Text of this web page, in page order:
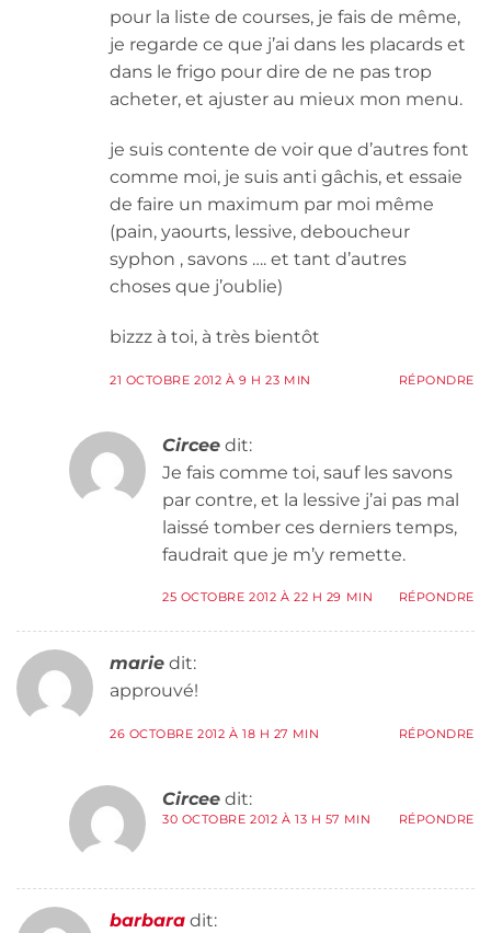
pour la liste de courses, je fais de même,
je regarde ce que j’ai dans les placards et
dans le frigo pour dire de ne pas trop
acheter, et ajuster au mieux mon menu.
je suis contente de voir que d’autres font
comme moi, je suis anti gâchis, et essaie
de faire un maximum par moi même
(pain, yaourts, lessive, deboucheur
syphon , savons …. et tant d’autres
choses que j’oublie)
bizzz à toi, à très bientôt
21 OCTOBRE 2012 À 9 H 23 MIN RÉPONDRE
Circee dit:
Je fais comme toi, sauf les savons
par contre, et la lessive j’ai pas mal
laissé tomber ces derniers temps,
faudrait que je m’y remette.
25 OCTOBRE 2012 À 22 H 29 MIN RÉPONDRE
marie dit:
approuvé!
26 OCTOBRE 2012 À 18 H 27 MIN RÉPONDRE
Circee dit:
30 OCTOBRE 2012 À 13 H 57 MIN RÉPONDRE
barbara dit: